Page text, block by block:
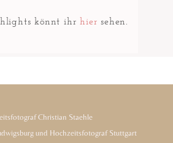
könnt ihrhier sehen.
Christian Staehle
und Hochzeitsfotograf Stuttgart